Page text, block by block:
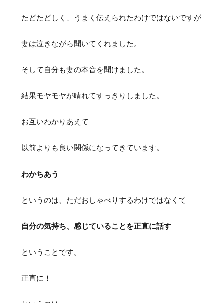
たどたどしく、うまく伝えられたわけではないですが
妻は泣きながら聞いてくれました。
そして自分も妻の本音を聞けました。
結果モヤモヤが晴れてすっきりしました。
お互いわかりあえて
以前よりも良い関係になってきています。
わかちあう
というのは、ただおしゃべりするわけではなくて
自分の気持ち、感じていることを正直に話す
ということです。
正直に！